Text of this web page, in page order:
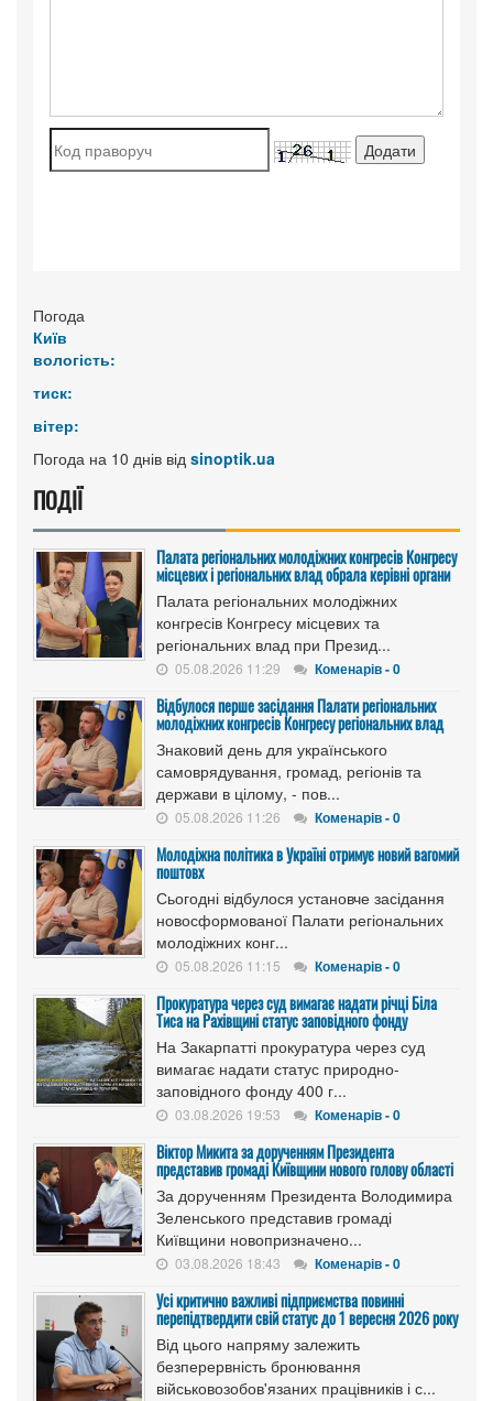
Погода
Київ
вологість:
тиск:
вітер:
Погода на 10 днів від sinoptik.ua
ПОДІЇ
Палата регіональних молодіжних конгресів Конгресу
місцевих і регіональних влад обрала керівні органи
Палата регіональних молодіжних
конгресів Конгресу місцевих та
регіональних влад при Презид...
05.08.2026 11:29 Коменарів - 0
Відбулося перше засідання Палати регіональних
молодіжних конгресів Конгресу регіональних влад
Знаковий день для українського
самоврядування, громад, регіонів та
держави в цілому, - пов...
05.08.2026 11:26 Коменарів - 0
Молодіжна політика в Україні отримує новий вагомий
поштовх
Сьогодні відбулося установче засідання
новосформованої Палати регіональних
молодіжних конг...
05.08.2026 11:15 Коменарів - 0
Прокуратура через суд вимагає надати річці Біла
Тиса на Рахівщині статус заповідного фонду
На Закарпатті прокуратура через суд
вимагає надати статус природно-
заповідного фонду 400 г...
03.08.2026 19:53 Коменарів - 0
Віктор Микита за дорученням Президента
представив громаді Київщини нового голову області
За дорученням Президента Володимира
Зеленського представив громаді
Київщини новопризначено...
03.08.2026 18:43 Коменарів - 0
Усі критично важливі підприємства повинні
перепідтвердити свій статус до 1 вересня 2026 року
Від цього напряму залежить
безперервність бронювання
військовозобов'язаних працівників і с...